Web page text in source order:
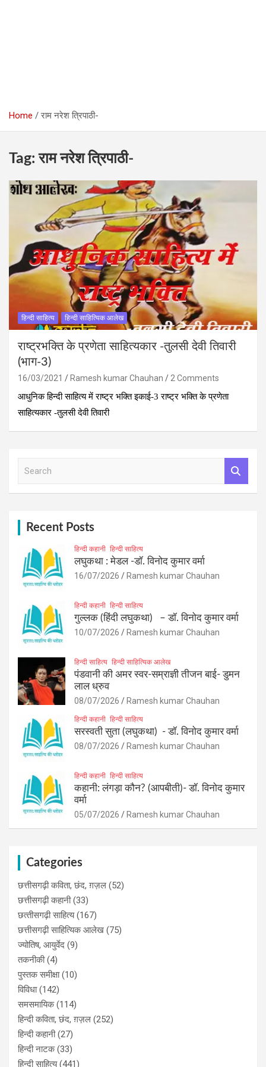
Home राम नरेश त्रिपाठी-
Tag:राम नरेश त्रिपाठी-
हिन्दी साहित्य हिन्दी साहित्यिक आलेख
राष्‍ट्रभक्ति के प्रणेता साहित्‍यकार -तुलसी देवी तिवारी
(भाग-3)
16/03/2021 Ramesh kumar Chauhan
2 Comments
आधुनिक हिन्दी साहित्य में राष्ट्र भक्ति इकाई-3 राष्‍ट्र भक्ति के प्रणेता
साहित्‍यकार -तुलसी देवी तिवारी
Recent Posts
हिन्दी कहानी हिन्दी साहित्य
लघुकथा : मेडल -डॉ. विनोद कुमार वर्मा
16/07/2026 Ramesh kumar Chauhan
हिन्दी कहानी हिन्दी साहित्य
गुल्लक (हिंदी लघुकथा) – डॉ. विनोद कुमार वर्मा
10/07/2026 Ramesh kumar Chauhan
हिन्दी साहित्य हिन्दी साहित्यिक आलेख
पंडवानी की अमर स्वर-सम्राज्ञी तीजन बाई- डुमन
लाल ध्रुव
08/07/2026 Ramesh kumar Chauhan
हिन्दी कहानी हिन्दी साहित्य
सरस्वती सुता (लघुकथा) ​- डॉ. विनोद कुमार वर्मा
08/07/2026 Ramesh kumar Chauhan
हिन्दी कहानी हिन्दी साहित्य
कहानी: लंगड़ा कौन? (आपबीती)​- डॉ. विनोद कुमार
वर्मा
05/07/2026 Ramesh kumar Chauhan
Categories
छत्तीसगढ़ी कविता, छंद, ग़ज़ल (52)
छत्तीसगढ़ी कहानी(33)
छत्‍तीसगढ़ी साहित्‍य(167)
छत्तीसगढ़ी साहित्यिक आलेख (75)
ज्योतिष, आयुर्वेद (9)
तकनीकी(4)
पुस्‍तक समीक्षा(10)
विविधा(142)
समसमायिक(114)
हिन्दी कविता, छंद, ग़ज़ल (252)
हिन्दी कहानी(27)
हिन्‍दी नाटक(33)
हिन्दी साहित्य(441)